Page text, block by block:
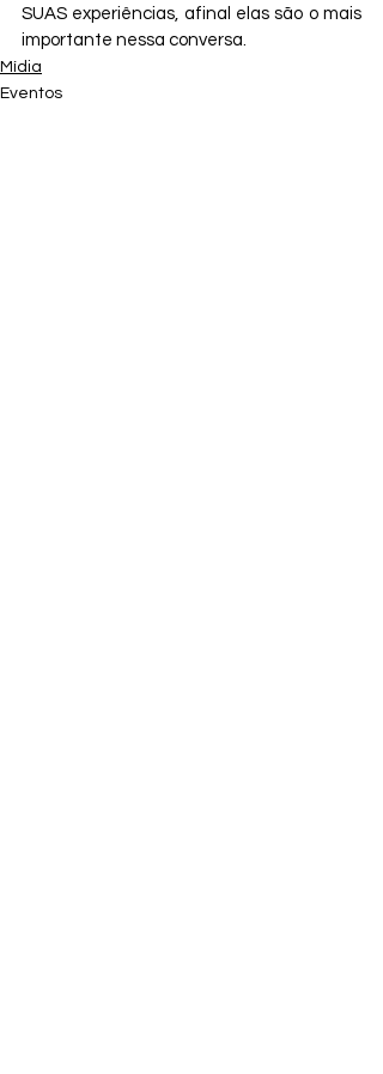
SUAS experiências, afinal elas são o mais
importante nessa conversa.
Mídia
Eventos